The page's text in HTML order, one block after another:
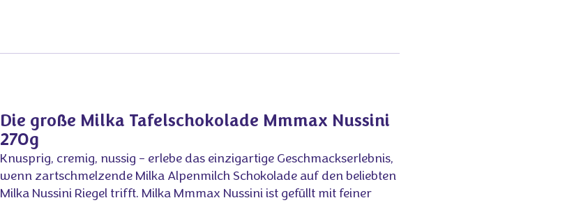
Die große Milka Tafelschokolade Mmmax Nussini
270g
Knusprig, cremig, nussig - erlebe das einzigartige Geschmackserlebnis,
wenn zartschmelzende Milka Alpenmilch Schokolade auf den beliebten
Milka Nussini Riegel trifft. Milka Mmmax Nussini ist gefüllt mit feiner